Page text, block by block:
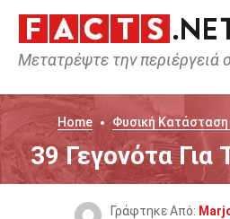
Μετατρέψτε την περιέργειά
Home Φυσική Κατάσταση
39 Γεγονότα Για
Γράφτηκε Από: